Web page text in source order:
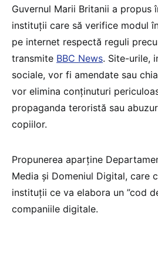
Guvernul Marii Britanii a propus
instituții care să verifice modul
pe internet respectă reguli
transmite BBC News. Site-urile,
sociale, vor fi amendate sau
vor elimina conținuturi
propaganda teroristă sau
copiilor.
Propunerea aparține
Media și Domeniul Digital, care
instituții ce va elabora un ”cod
companiile digitale.